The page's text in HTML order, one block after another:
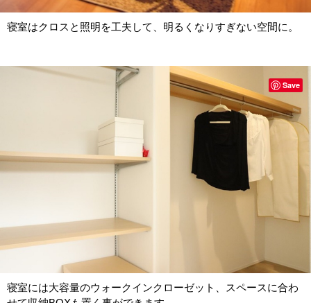
寝室はクロスと照明を工夫して、明るくなりすぎない空間に。
寝室には大容量のウォークインクローゼット、スペースに合わ
Save